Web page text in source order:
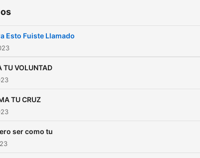
Esto Fuiste Llamado
TU VOLUNTAD
TU CRUZ
ser como tu